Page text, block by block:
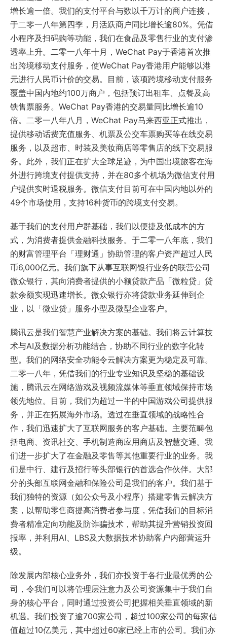
增长逾一倍。我们的支付平台与数以千万计的商户连接，
于二零一八年第四季，月活跃商户同比增长逾80%。凭借
小程序及扫码购等功能，我们在食品及零售行业的支付渗
透率上升。二零一八年十月，WeChat Pay于香港首次推
出跨境移动支付服务，使WeChat Pay香港用户能够以港
元进行人民币计价的交易。目前，该项跨境移动支付服务
覆盖中国内地约100万商户，包括预订出租车、点餐及高
铁售票服务。WeChat Pay香港的交易量同比增长逾10
倍。二零一八年八月，WeChat Pay马来西亚正式推出，
提供移动话费充值服务、机票及公交车票购买等在线交易
服务，以及超市、时装及美妆商店等零售店的线下交易服
务。此外，我们正在扩大全球足迹，为中国出境旅客在海
外进行跨境支付提供支持，并在80多个机场为微信支付用
户提供实时退税服务。微信支付目前可在中国内地以外的
49个市场使用，支持16种货币的跨境支付交易。
基于我们的支付用户群基础，我们以便捷及低成本的方
式，为消费者提供金融科技服务。于二零一八年底，我们
的财富管理平台「理财通」协助管理的客户资产超过人民
币6,000亿元。我们旗下从事互联网银行业务的联营公司
微众银行，其向消费者提供的小额贷款产品「微粒贷」贷
款余额实现迅速增长。微众银行亦将贷款业务延伸到企
业，以「微业贷」服务小型及微型企业客户。
腾讯云是我们智慧产业解决方案的基础。我们将云计算技
术与AI及数据分析功能结合，协助不同行业的数字化转
型。我们的网络安全功能令云解决方案更为稳定及可靠。
二零一八年，凭借我们的行业专业知识及坚稳的基础设
施，腾讯云在网络游戏及视频流媒体等垂直领域保持市场
领先地位。目前，我们为超过一半的中国游戏公司提供服
务，并正在拓展海外市场。透过在垂直领域的战略性合
作，我们迅速扩大了互联网服务的客户基础。主要范畴包
括电商、资讯社交、手机制造商应用商店及智慧交通。我
们进一步扩大了在金融及零售等其他重要行业的业务。我
们是中行、建行及招行等头部银行的首选合作伙伴。大部
分的头部互联网金融和保险公司是我们的客户。我们基于
我们独特的资源（如公众号及小程序）搭建零售云解决方
案，以帮助零售商提高消费者参与度，凭借我们的目标消
费者精准定向功能及防诈骗技术，帮助其提升营销投资回
报率，并利用AI、LBS及大数据技术协助客户内部营运升
级。
除发展内部核心业务外，我们亦投资于各行业最优秀的公
司，令我们可以将管理层注意力及公司资源集中于我们自
身的核心平台，同时通过投资公司把握相关垂直领域的新
机遇。我们投资了逾700家公司，超过100家公司的每家估
值超过10亿美元，其中超过60家已经上市的公司。我们亦